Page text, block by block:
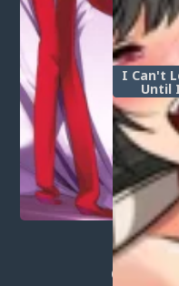
I Can't
Until
пока
Loginor